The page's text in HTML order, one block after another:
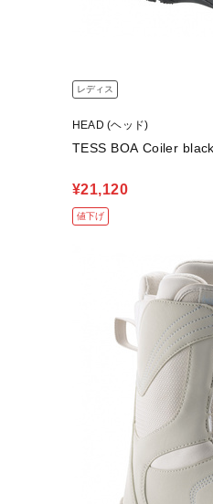
レディス
HEAD (ヘッド)
TESS BOA Coiler
¥21,120
値下げ